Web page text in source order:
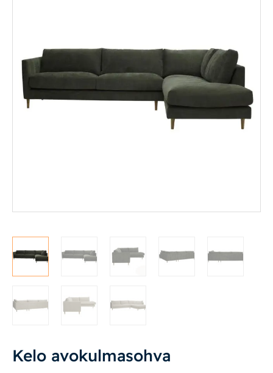
2-istuttavat sohvat
Pöydät ja tuolit
Säilytys
Matot
Kelo avokulmasohva